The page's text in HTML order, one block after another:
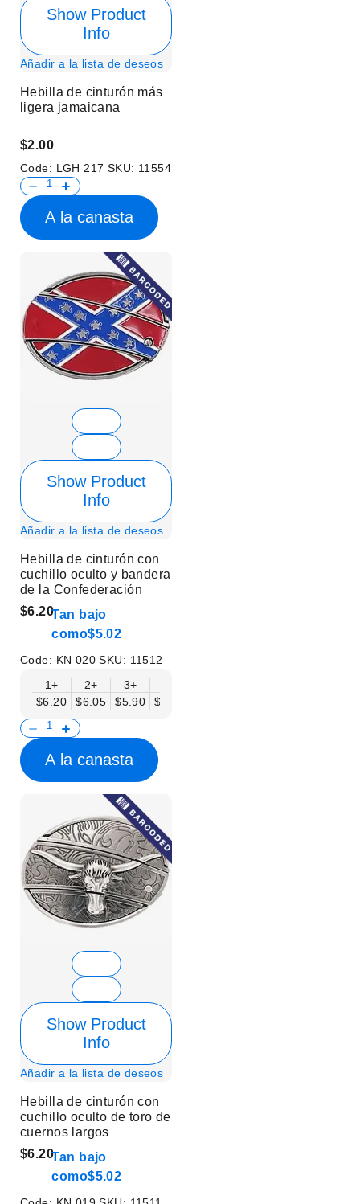
Show Product
Info
Añadir a la lista de deseos
Hebilla de cinturón más
ligera jamaicana
$2.00
Code: LGH 217 SKU: 11554
A la canasta
Show Product
Info
Añadir a la lista de deseos
Hebilla de cinturón con
cuchillo oculto y bandera
de la Confederación
$6.20Tan bajo
como$5.02
Code: KN 020SKU: 11512
1+
$6.20
2+
$6.05
3+
$5.90
$5.75
A la canasta
Show Product
Info
Añadir a la lista de deseos
Hebilla de cinturón con
cuchillo oculto de toro de
cuernos largos
$6.20Tan bajo
como$5.02